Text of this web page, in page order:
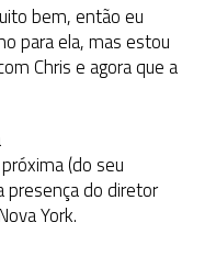
bem, então eu
para ela, mas estou
Chris e agora que a
(do seu
presença do diretor
York.